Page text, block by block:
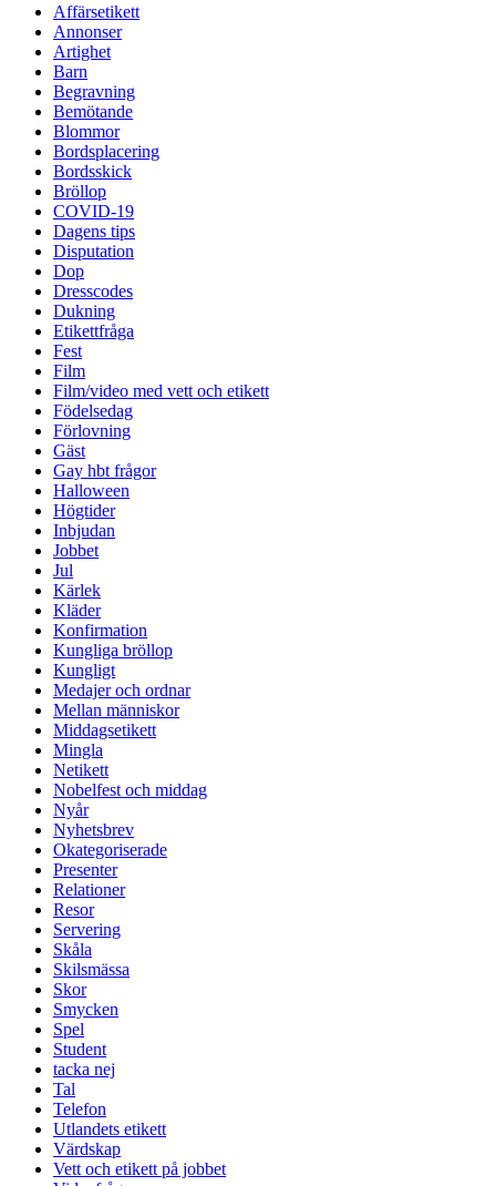
Affärsetikett
Annonser
Artighet
Barn
Begravning
Bemötande
Blommor
Bordsplacering
Bordsskick
Bröllop
COVID-19
Dagens tips
Disputation
Dop
Dresscodes
Dukning
Etikettfråga
Fest
Film
Film/video med vett och etikett
Födelsedag
Förlovning
Gäst
Gay hbt frågor
Halloween
Högtider
Inbjudan
Jobbet
Jul
Kärlek
Kläder
Konfirmation
Kungliga bröllop
Kungligt
Medajer och ordnar
Mellan människor
Middagsetikett
Mingla
Netikett
Nobelfest och middag
Nyår
Nyhetsbrev
Okategoriserade
Presenter
Relationer
Resor
Servering
Skåla
Skilsmässa
Skor
Smycken
Spel
Student
tacka nej
Tal
Telefon
Utlandets etikett
Värdskap
Vett och etikett på jobbet